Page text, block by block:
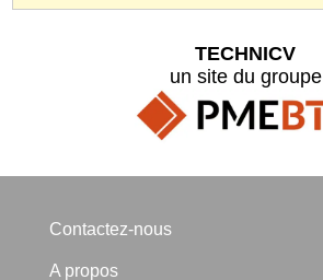
TECHNICV
un site du groupe
Contactez-nous
A propos